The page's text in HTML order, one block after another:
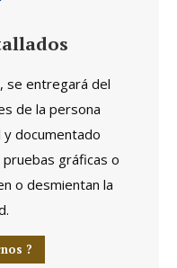
se entregará del
de la persona
y documentado
gráficas o
o desmientan la
?